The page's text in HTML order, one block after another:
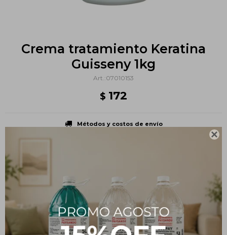

Crema tratamiento Keratina
Guisseny 1kg
07010153
$ 172
Métodos y costos de envío
PRODUCTOS QUE TE PUEDEN INTERESAR